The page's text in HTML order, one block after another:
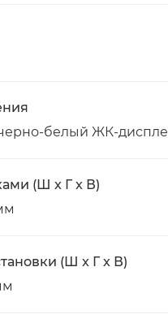
белый ЖК-
(Ш x Г x В)
(Ш x Г x В)